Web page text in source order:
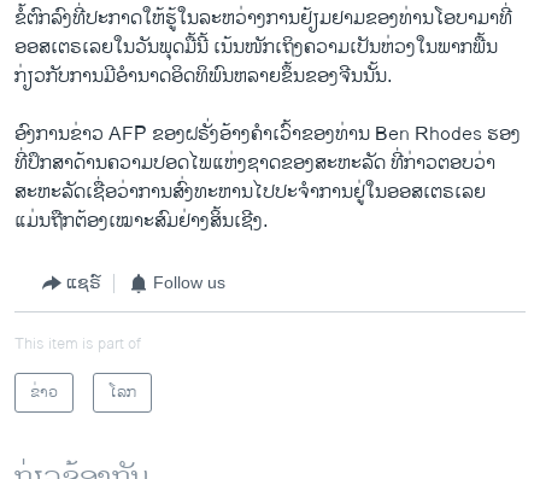
ຂໍ້​ຕົກລົງ​ທີ່​ປະກາດ​ໃຫ້​ຮູ້​ໃນ​ລະຫວ່າງ​ການ​ຢ້ຽມຢາມ​ຂອງ​ທ່ານ​ໂອ​ບາ​ມາທີ່​
ອອສ​ເຕຣ​ເລຍ​ໃນ​ວັນ​ພຸດ​ມື້​ນີ້ ​ເນ້ນ​ໜັກເຖິງ​ຄວາມ​ເປັນ​ຫ່ວງ​ໃນ​ພາກ​ພື້ນ ​
ກ່ຽວ​ກັບ​ການ​ມີ​ອໍານາດ​ອິດ​ທິພົນ​ຫລາຍ​ຂຶ້ນ​ຂອງ​ຈີນນັ້ນ.
ອົງການ​ຂ່າວ AFP ຂອງຝຣັ່ງອ້າງ​ຄໍາ​ເວົ້າ​ຂອງ​ທ່ານ Ben Rhodes ຮອງ
ທີ່​ປຶກສາ​ດ້ານ​ຄວາມ​ປອດ​ໄພ​ແຫ່ງ​ຊາດ​ຂອງ​ສະຫະລັດ​ ທີ່​ກ່າວຕອບວ່າ
ສະຫະລັດ​ເຊື່ອ​ວ່າການ​ສົ່ງ​ທະຫານ​ໄປ​ປະ​ຈໍາ​ການ​ຢູ່​ໃນ​ອອສ​ເຕຣ​ເລຍ​
ແມ່ນ​ຖືກຕ້ອງ​ເໝາະ​ສົມ​ຢ່າງ​ສິ້ນ​ເຊີງ.
ແຊຣ໌ Follow us
This item is part of
ຂ່າວ
ໂລກ